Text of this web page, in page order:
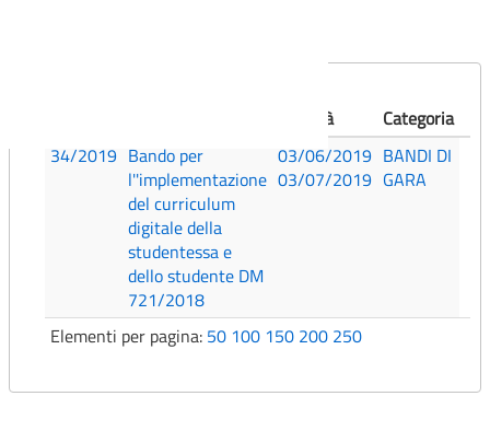
Validità
Categoria
34/2019 Bando per
l''implementazione
del curriculum
digitale della
studentessa e
dello studente DM
721/2018
03/06/2019
03/07/2019
BANDI DI
GARA
Elementi per pagina: 50 100 150 200 250